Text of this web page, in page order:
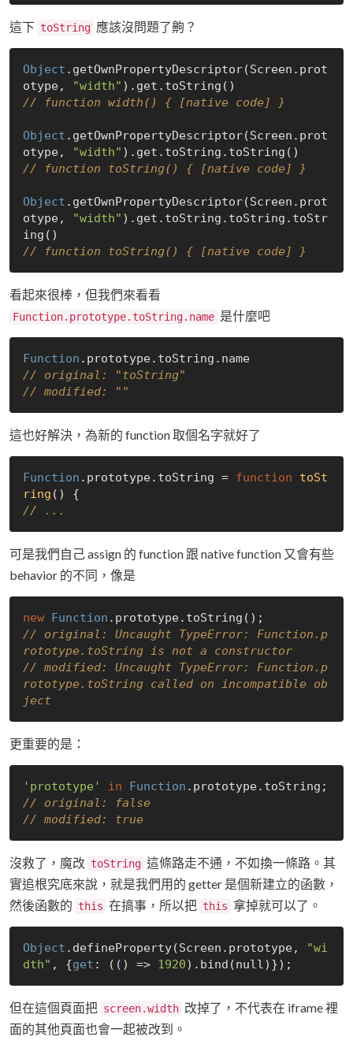
這下 toString 應該沒問題了齁？
Object .getOwnPropertyDescriptor(Screen.prot
otype,
"width"
// function width() { [native code] }
Object .getOwnPropertyDescriptor(Screen.prot
otype,
"width"
// function toString() { [native code] }
Object .getOwnPropertyDescriptor(Screen.prot
otype,
"width" ).get.toString.toString.toStr
// function toString() { [native code] }
看起來很棒，但我們來看看
Function.prototype.toString.name 是什麼吧
Function
.prototype.toString.name
// original: "toString"
// modified: ""
這也好解決，為新的 function 取個名字就好了
Function .prototype.toString = function
toSt
ring ( )
// ...
可是我們自己 assign 的 function 跟 native function 又會有些
behavior 的不同，像是
new Function
// original: Uncaught TypeError: Function.p
rototype.toString is not a constructor
// modified: Uncaught TypeError: Function.p
rototype.toString called on incompatible ob
ject
更重要的是：
'prototype' in Function
// original: false
// modified: true
沒救了，魔改 toString 這條路走不通，不如換一條路。其
實追根究底來說，就是我們用的 getter 是個新建立的函數，
然後函數的 this 在搞事，所以把 this 拿掉就可以了。
Object .defineProperty(Screen.prototype,
"wi
dth" , {get : ( ( ) => 1920).bind(null
但在這個頁面把 screen.width 改掉了，不代表在 iframe 裡
面的其他頁面也會一起被改到。